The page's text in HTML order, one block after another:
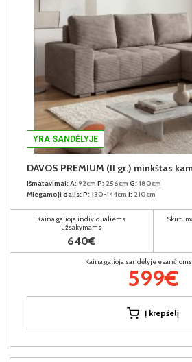
YRA SANDĖLYJE
DAVOS PREMIUM (II gr.) minkštas
Išmatavimai: A: 92cm P: 256cm G: 180cm
Miegamoji dalis: P: 130-144cm I: 210cm
Kaina galioja individualiems
užsakymams
640€
Kaina galioja sandėlyje
599€
Į krepšelį